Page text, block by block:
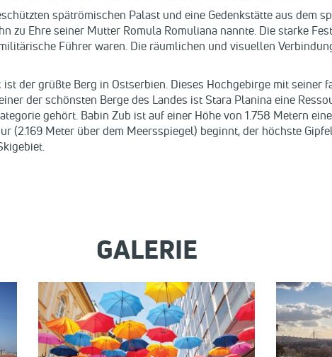
spätrömischen Palast und eine Gedenkstätte aus dem
zu Ehre seiner Mutter Romula Romuliana nannte. Die starke
Führer waren. Die räumlichen und visuellen
der grüßte Berg in Ostserbien. Dieses Hochgebirge mit seiner
der schönsten Berge des Landes ist Stara Planina eine
gehört. Babin Zub ist auf einer Höhe von 1.758 Metern
(2.169 Meter über dem Meersspiegel) beginnt, der höchste
GALERIE